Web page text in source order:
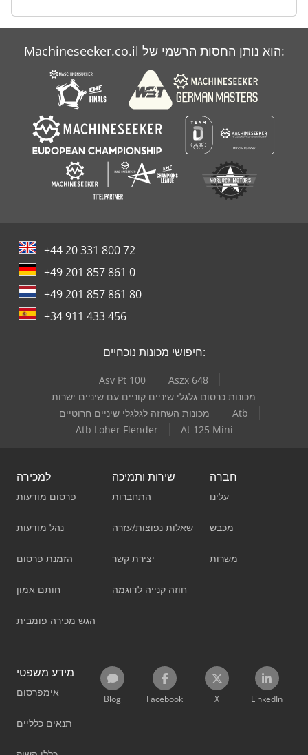
Machineseeker.co.il הוא נותן החסות הרשמי של:
+44 20 331 800 72
+49 201 857 861 0
+49 201 857 861 80
+34 911 433 456
חיפושי מכונות נוכחיים:
Asv Pt 100
Aszx 648
מכונות כרסום גלגלי שיניים קוניים עם שיניים ישרות
מכונות השחזה לגלגלי שיניים חרוטיים
Atb
Atb Loher Flender
At 125 Mini
למכירה
פרסום מודעות
נהל מודעות
הזמנת פרסום
חותם אמון
הגש מכירה פומבית
שירות ותמיכה
התחברות
שאלות נפוצות/עזרה
יצירת קשר
חוזה קנייה לדוגמה
חברה
עלינו
מכבש
משרות
מידע משפטי
אימפרסום
תנאים כלליים
Blog Facebook X LinkedIn